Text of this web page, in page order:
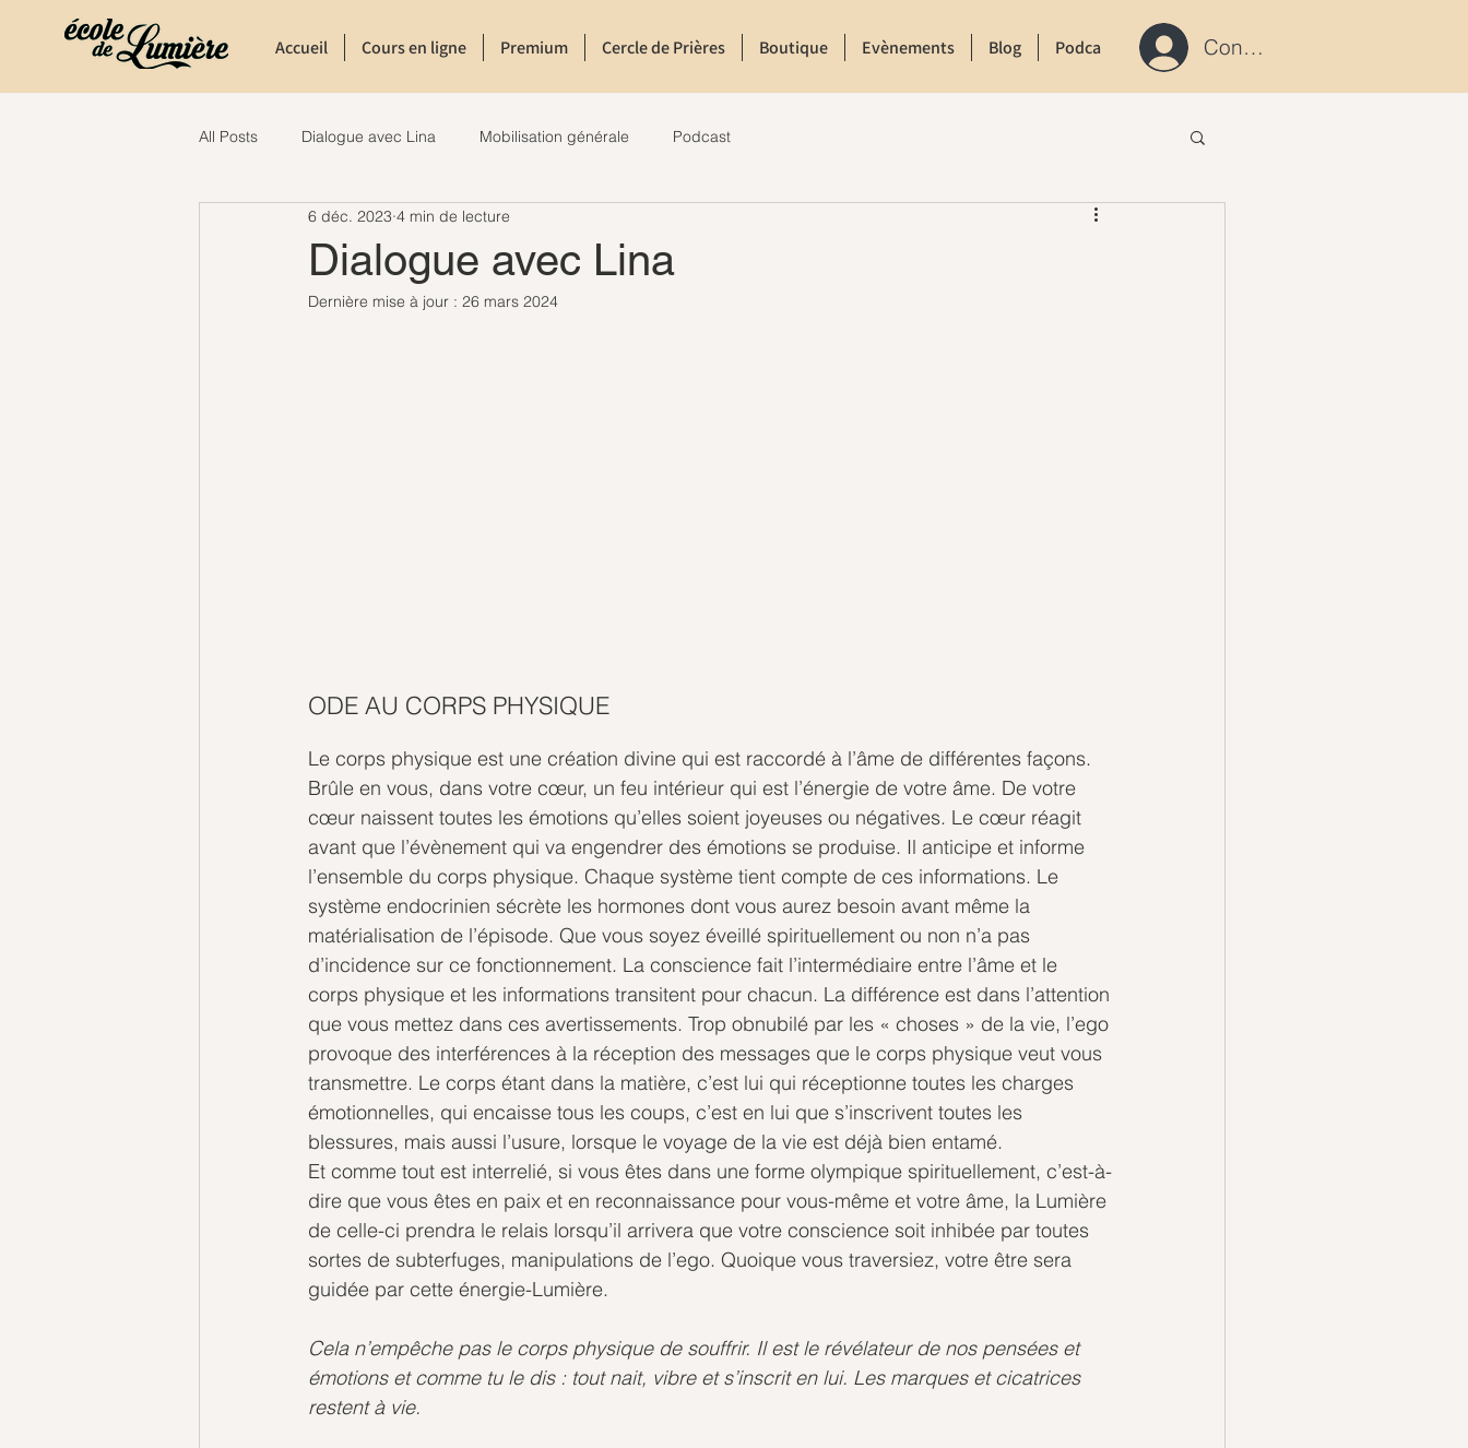
Accueil Cours en ligne Premium Cercle de Prières Boutique Evènements Blog Podcast ContactConnexion / S'inscrire
All Posts Dialogue avec Lina Mobilisation générale Podcast
Dialogue avec Lina
6 déc. 2023 4 min de lecture
Dernière mise à jour : 26 mars 2024
ODE AU CORPS PHYSIQUE
Le corps physique est une création divine qui est raccordé à l’âme de différentes façons.
Brûle en vous, dans votre cœur, un feu intérieur qui est l’énergie de votre âme. De votre
cœur naissent toutes les émotions qu’elles soient joyeuses ou négatives. Le cœur réagit
avant que l’évènement qui va engendrer des émotions se produise. Il anticipe et informe
l’ensemble du corps physique. Chaque système tient compte de ces informations. Le
système endocrinien sécrète les hormones dont vous aurez besoin avant même la
matérialisation de l’épisode. Que vous soyez éveillé spirituellement ou non n’a pas
d’incidence sur ce fonctionnement. La conscience fait l’intermédiaire entre l’âme et le
corps physique et les informations transitent pour chacun. La différence est dans l’attention
que vous mettez dans ces avertissements. Trop obnubilé par les « choses » de la vie, l’ego
provoque des interférences à la réception des messages que le corps physique veut vous
transmettre. Le corps étant dans la matière, c’est lui qui réceptionne toutes les charges
émotionnelles, qui encaisse tous les coups, c’est en lui que s’inscrivent toutes les
blessures, mais aussi l’usure, lorsque le voyage de la vie est déjà bien entamé.
Et comme tout est interrelié, si vous êtes dans une forme olympique spirituellement, c’est-à-
dire que vous êtes en paix et en reconnaissance pour vous-même et votre âme, la Lumière
de celle-ci prendra le relais lorsqu’il arrivera que votre conscience soit inhibée par toutes
sortes de subterfuges, manipulations de l’ego. Quoique vous traversiez, votre être sera
guidée par cette énergie-Lumière.
Cela n’empêche pas le corps physique de souffrir. Il est le révélateur de nos pensées et
émotions et comme tu le dis : tout nait, vibre et s’inscrit en lui. Les marques et cicatrices
restent à vie.